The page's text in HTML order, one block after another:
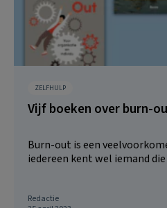
ZELFHULP
Vijf boeken over burn-
Burn-out is een
iedereen kent wel iemand
Redactie